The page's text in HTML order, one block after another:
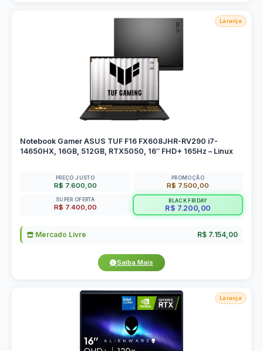
Laranja
Notebook Gamer ASUS TUF F16 FX608JHR-RV290 i7-
14650HX, 16GB, 512GB, RTX5050, 16″ FHD+ 165Hz – Linux
PREÇO JUSTO
R$ 7.600,00
PROMOÇÃO
R$ 7.500,00
SUPER OFERTA
R$ 7.400,00
BLACK FRIDAY
R$ 7.200,00
Mercado Livre R$ 7.154,00
Saiba Mais
Laranja